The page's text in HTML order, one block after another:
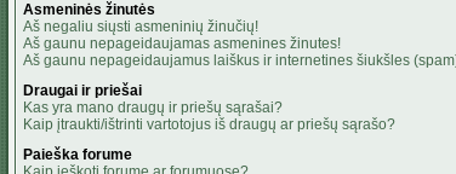
Asmeninės žinutės
Aš negaliu siųsti asmeninių žinučių!
Aš gaunu nepageidaujamas asmenines žinutes!
Aš gaunu nepageidaujamus laiškus ir internetines šiukšles
Draugai ir priešai
Kas yra mano draugų ir priešų sąrašai?
Kaip įtraukti/ištrinti vartotojus iš draugų ar priešų sąrašo?
Paieška forume